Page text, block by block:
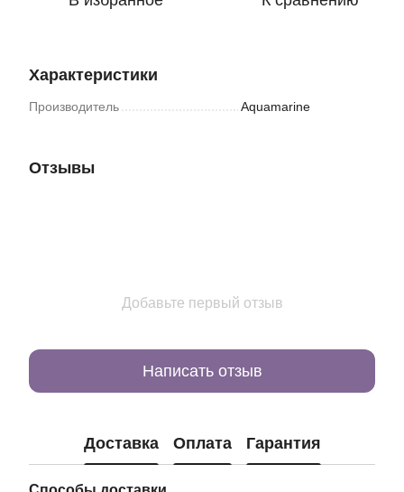
Характеристики
Производитель Aquamarine
Отзывы
Добавьте первый отзыв
Написать отзыв
Доставка Оплата Гарантия